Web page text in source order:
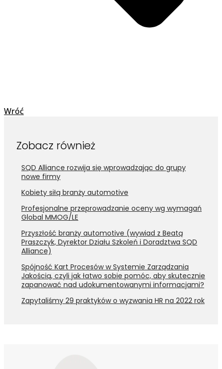
Wróć
Zobacz również
SQD Alliance rozwija się wprowadzając do grupy
nowe firmy
Kobiety siłą branży automotive
Profesjonalne przeprowadzanie oceny wg wymagań
Global MMOG/LE
Przyszłość branży automotive (wywiad z Beatą
Praszczyk, Dyrektor Działu Szkoleń i Doradztwa SQD
Alliance)
Spójność Kart Procesów w Systemie Zarządzania
Jakością, czyli jak łatwo sobie pomóc, aby skutecznie
zapanować nad udokumentowanymi informacjami?
Zapytaliśmy 29 praktyków o wyzwania HR na 2022 rok